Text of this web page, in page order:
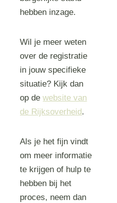
hebben inzage.
Wil je meer weten
over de registratie
in jouw specifieke
situatie? Kijk dan
op dewebsite van
de Rijksoverheid.
Als je het fijn vindt
om meer informatie
te krijgen of hulp te
hebben bij het
proces, neem dan